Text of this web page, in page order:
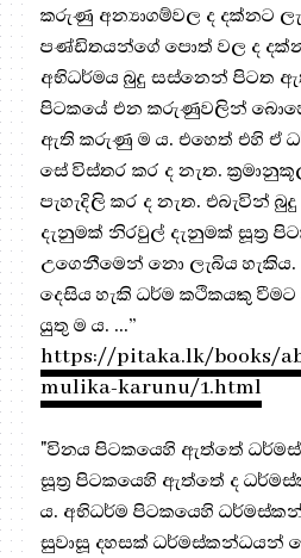
කරුණු අන්‍යාගම්වල ද දක්නට
පණ්ඩිතයන්ගේ පොත් වල ද
අභිධර්මය බුදු සස්නෙන් පිටත
පිටකයේ එන කරුණුවලින්
ඇති කරුණු ම ය. එහෙත් එහි ඒ
සේ විස්තර කර ද නැත.
පැහැදිලි කර ද නැත. එබැවින්
දැනුමක් නිරවුල් දැනුමක් සූත්‍ර‍
උගෙනීමෙන් නො ලැබිය
දෙසිය හැකි ධර්ම කථිකයකු
යුතු ම ය. …”
https://pitaka.lk/books/
mulika-karunu/1.html
"විනය පිටකයෙහි ඇත්තේ
සූත්‍ර‍ පිටකයෙහි ඇත්තේ ද
ය. අභිධර්ම පිටකයෙහි
සුවාසූ දහසක් ධර්මස්කන්ධයන්